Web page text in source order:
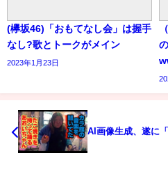
(欅坂46)「おもてなし会」は握手
なし?歌とトークがメイン
2023年1月23日
AI画像生成、遂に